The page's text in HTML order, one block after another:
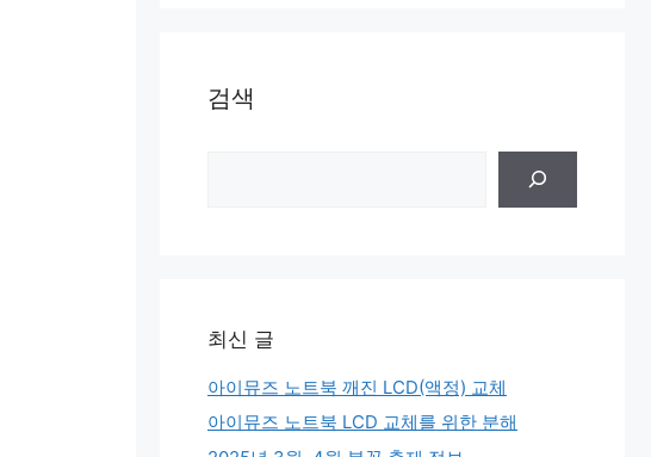
검색
최신 글
아이뮤즈 노트북 깨진 LCD(액정) 교체
아이뮤즈 노트북 LCD 교체를 위한 분해